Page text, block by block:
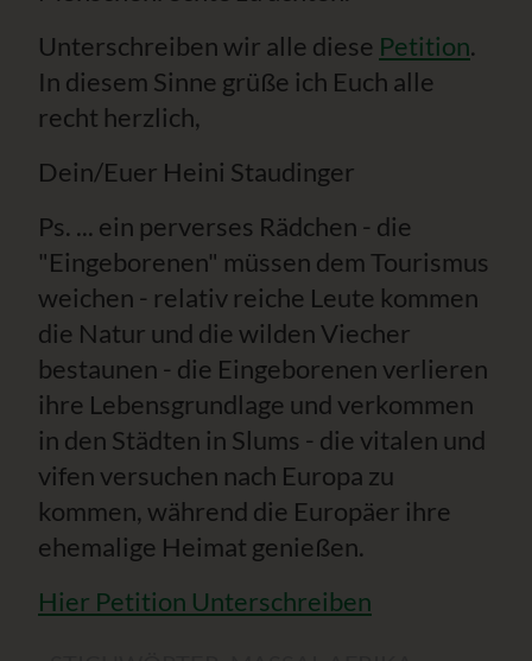
Unterschreiben wir alle diese Petition.
In diesem Sinne grüße ich Euch alle
recht herzlich,
Dein/Euer Heini Staudinger
Ps. ... ein perverses Rädchen - die
"Eingeborenen" müssen dem Tourismus
weichen - relativ reiche Leute kommen
die Natur und die wilden Viecher
bestaunen - die Eingeborenen verlieren
ihre Lebensgrundlage und verkommen
in den Städten in Slums - die vitalen und
vifen versuchen nach Europa zu
kommen, während die Europäer ihre
ehemalige Heimat genießen.
Hier Petition Unterschreiben